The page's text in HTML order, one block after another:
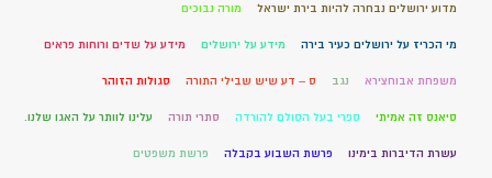
מדוע ירושלים נבחרה להיות בירת ישראל מורה נבוכים
מי הכריז על ירושלים כעיר בירה מידע על ירושלים מידע על שדים ורוחות פראים
משפחת אבוחצירא נגב ס – דע שיש שבילי התורה סגולות הזוהר
סיאנס זה אמיתי ספרי בעל הסולם להורדה סתרי תורה עלינו לוותר על האגו שלנו.
עשרת הדיברות בימינו פרשת השבוע בקבלה פרשת משפטים